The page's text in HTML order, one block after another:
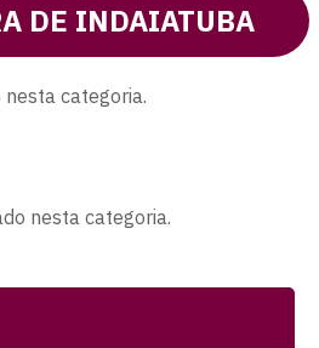
DE INDAIATUBA
categoria.
nesta categoria.